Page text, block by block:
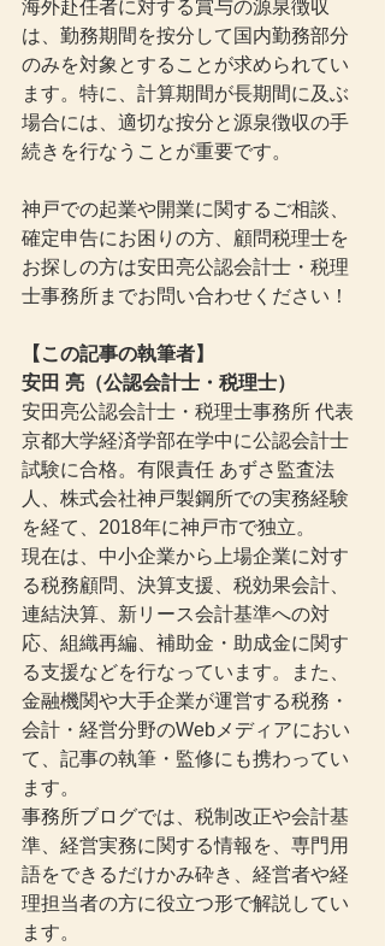
海外赴任者に対する賞与の源泉徴収
は、勤務期間を按分して国内勤務部分
のみを対象とすることが求められてい
ます。特に、計算期間が長期間に及ぶ
場合には、適切な按分と源泉徴収の手
続きを行なうことが重要です。
神戸での起業や開業に関するご相談、
確定申告にお困りの方、顧問税理士を
お探しの方は安田亮公認会計士・税理
士事務所までお問い合わせください！
【この記事の執筆者】
安田 亮（公認会計士・税理士）
安田亮公認会計士・税理士事務所 代表
京都大学経済学部在学中に公認会計士
試験に合格。有限責任 あずさ監査法
人、株式会社神戸製鋼所での実務経験
を経て、2018年に神戸市で独立。
現在は、中小企業から上場企業に対す
る税務顧問、決算支援、税効果会計、
連結決算、新リース会計基準への対
応、組織再編、補助金・助成金に関す
る支援などを行なっています。また、
金融機関や大手企業が運営する税務・
会計・経営分野のWebメディアにおい
て、記事の執筆・監修にも携わってい
ます。
事務所ブログでは、税制改正や会計基
準、経営実務に関する情報を、専門用
語をできるだけかみ砕き、経営者や経
理担当者の方に役立つ形で解説してい
ます。